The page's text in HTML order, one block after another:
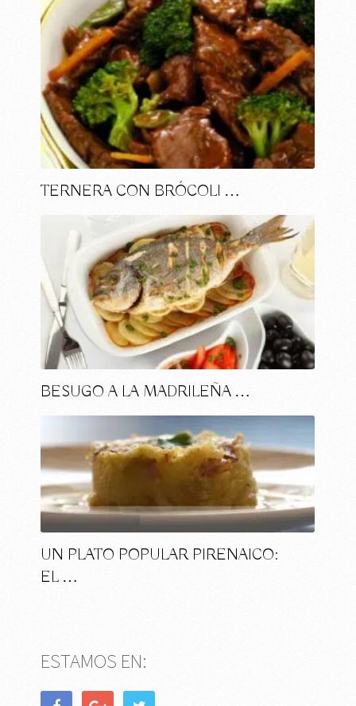
TERNERA CON BRÓCOLI …
BESUGO A LA MADRILEÑA …
UN PLATO POPULAR PIRENAICO:
EL …
ESTAMOS EN: